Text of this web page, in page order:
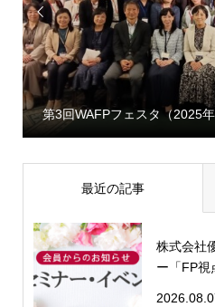

第3回WAFPフェスタ（2025年
最近の記事
株式会社
ー「FP視